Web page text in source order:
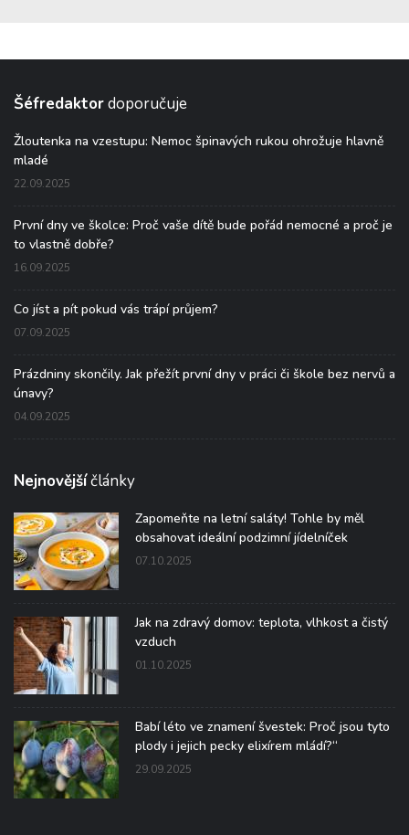
Šéfredaktordoporučuje
Žloutenka na vzestupu: Nemoc špinavých rukou ohrožuje hlavně
mladé
22.09.2025
První dny ve školce: Proč vaše dítě bude pořád nemocné a proč je
to vlastně dobře?
16.09.2025
Co jíst a pít pokud vás trápí průjem?
07.09.2025
Prázdniny skončily. Jak přežít první dny v práci či škole bez nervů a
únavy?
04.09.2025
Nejnovějšíčlánky
Zapomeňte na letní saláty! Tohle by měl
obsahovat ideální podzimní jídelníček
07.10.2025
Jak na zdravý domov: teplota, vlhkost a čistý
vzduch
01.10.2025
Babí léto ve znamení švestek: Proč jsou tyto
plody i jejich pecky elixírem mládí?“
29.09.2025